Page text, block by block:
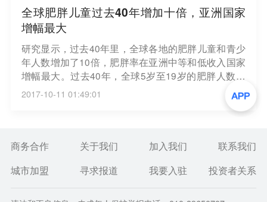
全球肥胖儿童过去40年增加十倍，亚洲国家
增幅最大
研究显示，过去40年里，全球各地的肥胖儿童和青少
年人数增加了10倍，肥胖率在亚洲中等和低收入国家
增幅最大。过去40年，全球5岁至19岁的肥胖人数增
加了10倍以上，从1975年的1100万人增加到2016年
的1.24亿人。2016年还有2.13亿人超重，但没有达到
2017-10-11 01:49:01
商务合作 关于我们 加入我们
联系我们
城市加盟
寻求报道 我要入驻 投资者关系